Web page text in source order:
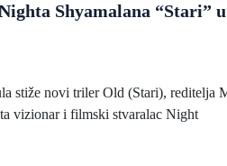
Shyamalana “Stari” u
stiže novi triler Old (Stari), reditelja
vizionar i filmski stvaralac Night